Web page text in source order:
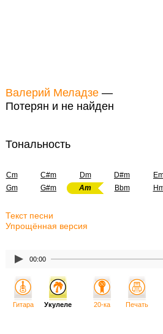
Валерий Меладзе —
Потерян и не найден
Тональность
Cm C#m Dm D#m
Gm
G#m Am Bbm
Текст песни
Упрощённая версия
00:00
Гитара Укулеле 20-ка Печать